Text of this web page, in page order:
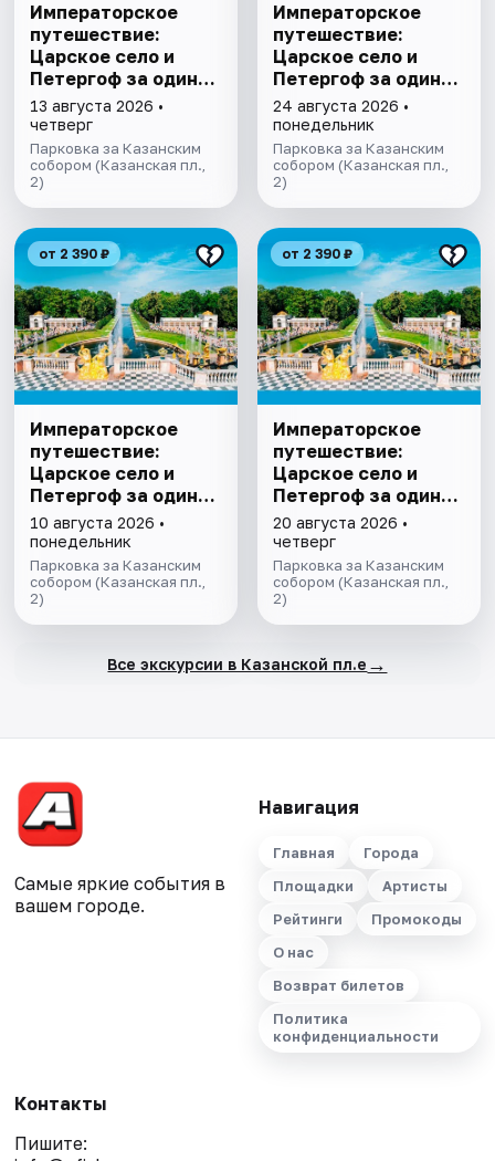
Императорское
путешествие:
Царское село и
Петергоф за один
день
13 августа 2026 •
четверг
Парковка за Казанским
собором (Казанская пл.,
2)
Императорское
путешествие:
Царское село и
Петергоф за один
день
24 августа 2026 •
понедельник
Парковка за Казанским
собором (Казанская пл.,
2)
от 2 390 ₽
Императорское
путешествие:
Царское село и
Петергоф за один
день
10 августа 2026 •
понедельник
Парковка за Казанским
собором (Казанская пл.,
2)
от 2 390 ₽
Императорское
путешествие:
Царское село и
Петергоф за один
день
20 августа 2026 •
четверг
Парковка за Казанским
собором (Казанская пл.,
2)
Все экскурсии в Казанской пл.е →
Самые яркие события в
вашем городе.
Навигация
Главная
Города
Площадки
Артисты
Рейтинги
Промокоды
О нас
Возврат билетов
Политика
конфиденциальности
Контакты
Пишите: